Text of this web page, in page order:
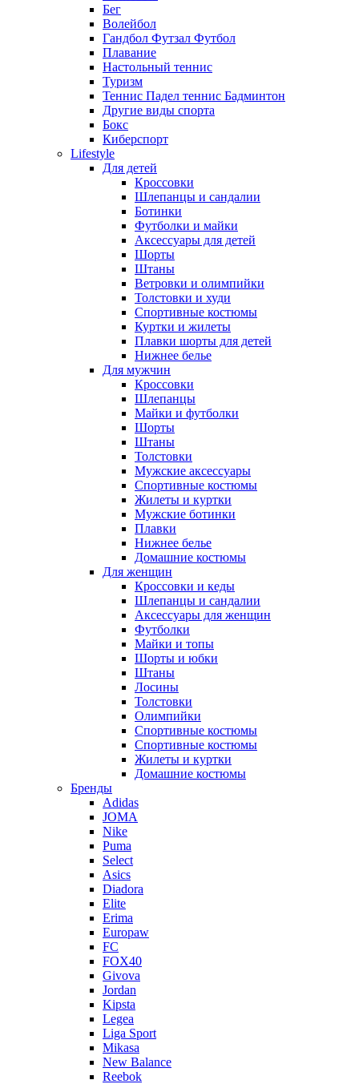
Бег
Волейбол
Гандбол Футзал Футбол
Плавание
Настольный теннис
Туризм
Теннис Падел теннис Бадминтон
Другие виды спорта
Бокс
Киберспорт
Lifestyle
Для детей
Кроссовки
Шлепанцы и сандалии
Ботинки
Футболки и майки
Аксессуары для детей
Шорты
Штаны
Ветровки и олимпийки
Толстовки и худи
Спортивные костюмы
Куртки и жилеты
Плавки шорты для детей
Нижнее белье
Для мужчин
Кроссовки
Шлепанцы
Майки и футболки
Шорты
Штаны
Толстовки
Мужские аксессуары
Спортивные костюмы
Жилеты и куртки
Мужские ботинки
Плавки
Нижнее белье
Домашние костюмы
Для женщин
Кроссовки и кеды
Шлепанцы и сандалии
Аксессуары для женщин
Футболки
Майки и топы
Шорты и юбки
Штаны
Лосины
Толстовки
Олимпийки
Спортивные костюмы
Спортивные костюмы
Жилеты и куртки
Домашние костюмы
Бренды
Adidas
JOMA
Nike
Puma
Select
Asics
Diadora
Elite
Erima
Europaw
FC
FOX40
Givova
Jordan
Kipsta
Legea
Liga Sport
Mikasa
New Balance
Reebok